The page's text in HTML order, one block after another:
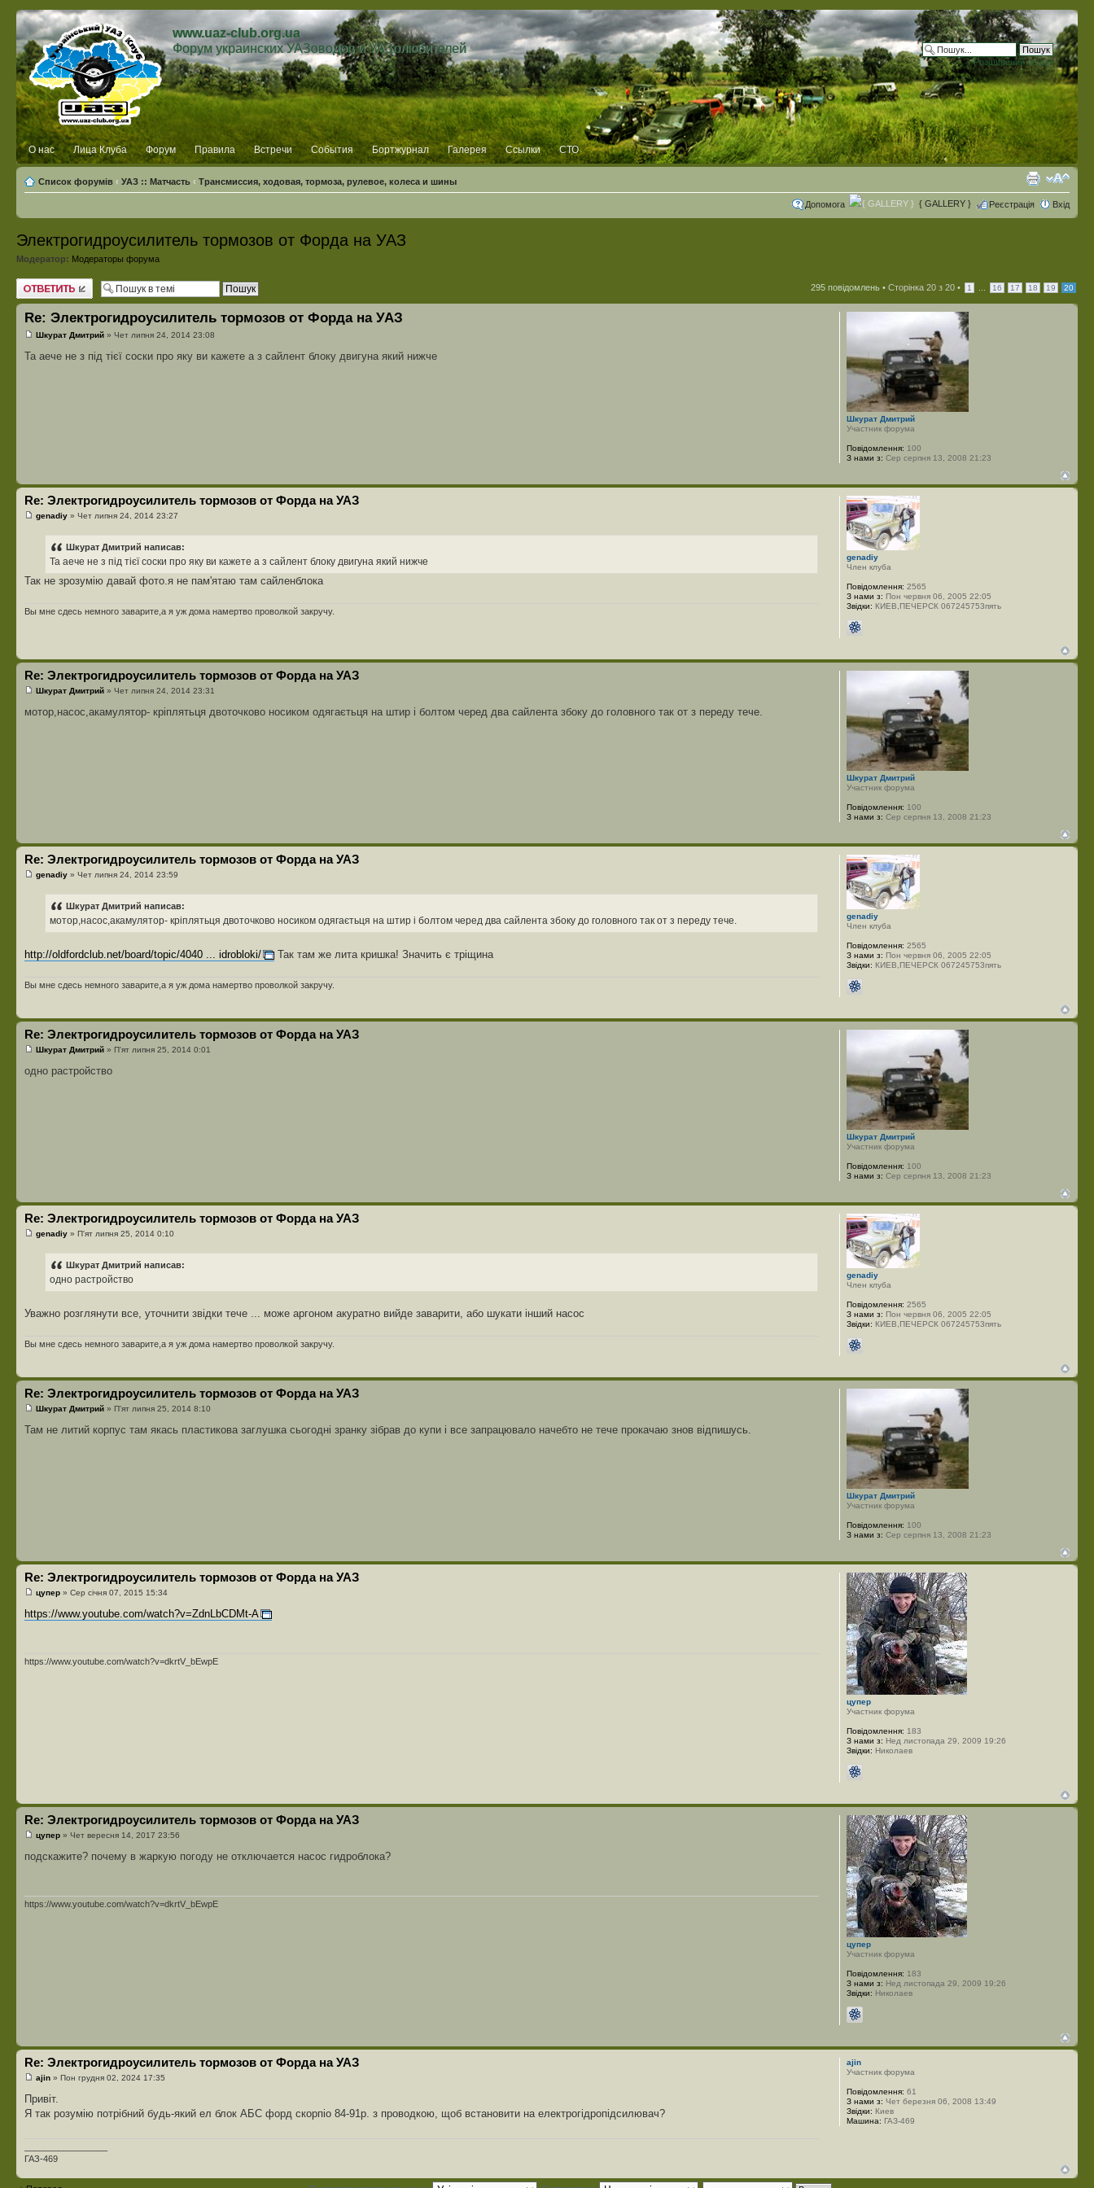
www.uaz-club.org.ua
Форум украинских УАЗоводов и УАЗолюбителей
Розширений пошук
О нас Лица Клуба Форум Правила Встречи События Бортжурнал Галерея Ссылки СТО
Список форумів ‹ УАЗ :: Матчасть ‹ Трансмиссия, ходовая, тормоза, рулевое, колеса и шины
Допомога { GALLERY } Реєстрація Вхід
Электрогидроусилитель тормозов от Форда на УАЗ
Модератор: Модераторы форума
Відповісти 295 повідомлень • Сторінка 20 з 20 • 1 16 17 18 19 20
Re: Электрогидроусилитель тормозов от Форда на УАЗ
Шкурат Дмитрий » Чет липня 24, 2014 23:08
Та аече не з під тієї соски про яку ви кажете а з сайлент блоку двигуна який нижче
Шкурат Дмитрий
Участник форума
Повідомлення: 100
З нами з: Сер серпня 13, 2008 21:23
Re: Электрогидроусилитель тормозов от Форда на УАЗ
genadiy » Чет липня 24, 2014 23:27
Шкурат Дмитрий написав:
Та аече не з під тієї соски про яку ви кажете а з сайлент блоку двигуна який нижче
Так не зрозумію давай фото.я не пам'ятаю там сайленблока
Вы мне сдесь немного заварите,а я уж дома намертво проволкой закручу.
genadiy
Член клуба
Повідомлення: 2565
З нами з: Пон червня 06, 2005 22:05
Звідки: КИЕВ,ПЕЧЕРСК 067245753пять
Re: Электрогидроусилитель тормозов от Форда на УАЗ
Шкурат Дмитрий » Чет липня 24, 2014 23:31
мотор,насос,акамулятор- кріплятьця двоточково носиком одягаєтьця на штир і болтом черед два сайлента збоку до головного так от з переду тече.
Шкурат Дмитрий
Участник форума
Повідомлення: 100
З нами з: Сер серпня 13, 2008 21:23
Re: Электрогидроусилитель тормозов от Форда на УАЗ
genadiy » Чет липня 24, 2014 23:59
Шкурат Дмитрий написав:
мотор,насос,акамулятор- кріплятьця двоточково носиком одягаєтьця на штир і болтом черед два сайлента збоку до головного так от з переду тече.
http://oldfordclub.net/board/topic/4040 ... idrobloki/ Так там же лита кришка! Значить є тріщина
Вы мне сдесь немного заварите,а я уж дома намертво проволкой закручу.
genadiy
Член клуба
Повідомлення: 2565
З нами з: Пон червня 06, 2005 22:05
Звідки: КИЕВ,ПЕЧЕРСК 067245753пять
Re: Электрогидроусилитель тормозов от Форда на УАЗ
Шкурат Дмитрий » П'ят липня 25, 2014 0:01
одно растройство
Шкурат Дмитрий
Участник форума
Повідомлення: 100
З нами з: Сер серпня 13, 2008 21:23
Re: Электрогидроусилитель тормозов от Форда на УАЗ
genadiy » П'ят липня 25, 2014 0:10
Шкурат Дмитрий написав:
одно растройство
Уважно розглянути все, уточнити звідки тече ... може аргоном акуратно вийде заварити, або шукати інший насос
Вы мне сдесь немного заварите,а я уж дома намертво проволкой закручу.
genadiy
Член клуба
Повідомлення: 2565
З нами з: Пон червня 06, 2005 22:05
Звідки: КИЕВ,ПЕЧЕРСК 067245753пять
Re: Электрогидроусилитель тормозов от Форда на УАЗ
Шкурат Дмитрий » П'ят липня 25, 2014 8:10
Там не литий корпус там якась пластикова заглушка сьогодні зранку зібрав до купи і все запрацювало начебто не тече прокачаю знов відпишусь.
Шкурат Дмитрий
Участник форума
Повідомлення: 100
З нами з: Сер серпня 13, 2008 21:23
Re: Электрогидроусилитель тормозов от Форда на УАЗ
цупер » Сер січня 07, 2015 15:34
https://www.youtube.com/watch?v=ZdnLbCDMt-A
https://www.youtube.com/watch?v=dkrtV_bEwpE
цупер
Участник форума
Повідомлення: 183
З нами з: Нед листопада 29, 2009 19:26
Звідки: Николаев
Re: Электрогидроусилитель тормозов от Форда на УАЗ
цупер » Чет вересня 14, 2017 23:56
подскажите? почему в жаркую погоду не отключается насос гидроблока?
https://www.youtube.com/watch?v=dkrtV_bEwpE
цупер
Участник форума
Повідомлення: 183
З нами з: Нед листопада 29, 2009 19:26
Звідки: Николаев
Re: Электрогидроусилитель тормозов от Форда на УАЗ
ajin » Пон грудня 02, 2024 17:35
Привіт.
Я так розумію потрібний будь-який ел блок АБС форд скорпіо 84-91р. з проводкою, щоб встановити на електрогідропідсилювач?
ГАЗ-469
ajin
Участник форума
Повідомлення: 61
З нами з: Чет березня 06, 2008 13:49
Звідки: Киев
Машина: ГАЗ-469